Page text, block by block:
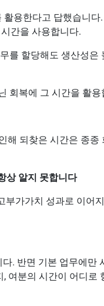
용한다고 답했습니다
간을 사용합니다.
를 할당해도 생산성은
회복에 그 시간을 활용
해 되찾은 시간은 종종
상 알지 못합니다
가가치 성과로 이어
. 반면 기본 업무에만
여분의 시간이 어디로